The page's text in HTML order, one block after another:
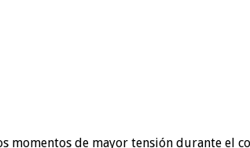
momentos de mayor tensión durante el